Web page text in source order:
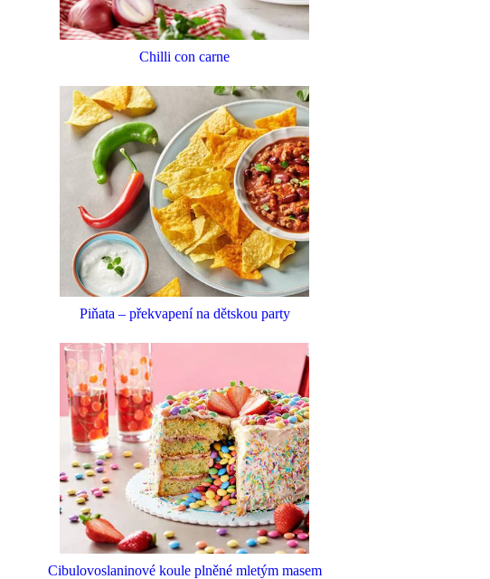
Chilli con carne
Piňata – překvapení na dětskou party
Cibulovoslaninové koule plněné mletým masem